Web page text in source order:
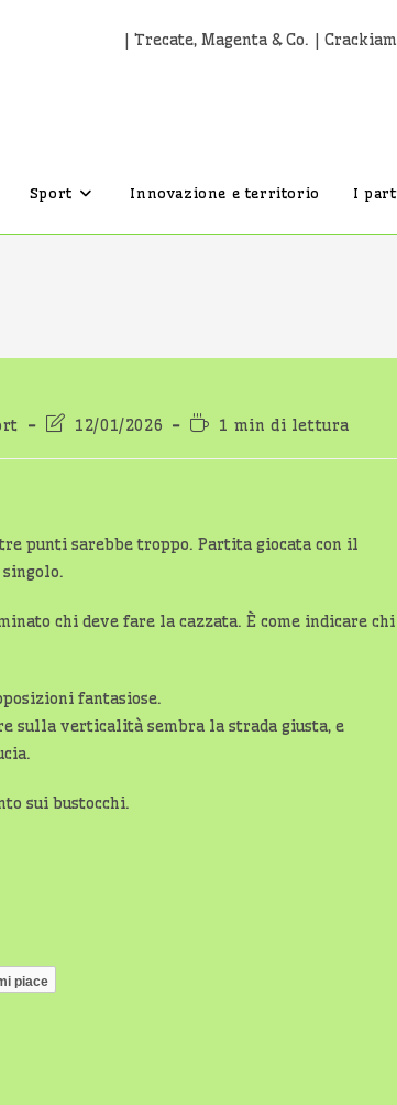
| Trecate, Magenta & Co. |
Sport Innovazione e territorio I
Ultima
dell'articolo:
12/01/2026
Tempo
lettura:
1 min di lettura
punti sarebbe troppo. Partita giocata con il
chi deve fare la cazzata. È come indicare chi
fantasiose.
sulla verticalità sembra la strada giusta, e
sui bustocchi.
piace